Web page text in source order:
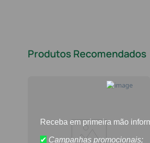
Produtos Recomendados